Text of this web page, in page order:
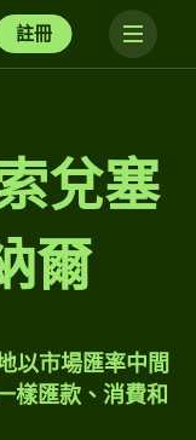
註冊
兌塞
爾
以市場匯率中間
樣匯款、消費和